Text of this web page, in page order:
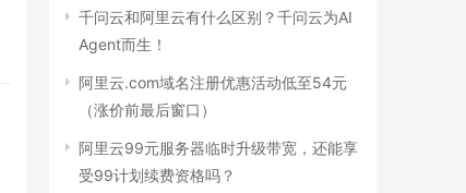
千问云和阿里云有什么区别？千问云为AI
Agent而生！
阿里云.com域名注册优惠活动低至54元
（涨价前最后窗口）
阿里云99元服务器临时升级带宽，还能享
受99计划续费资格吗？